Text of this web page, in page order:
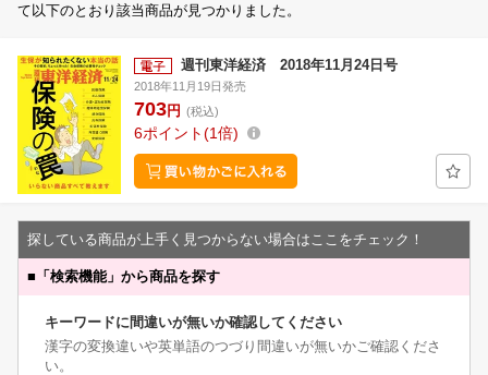
て以下のとおり該当商品が見つかりました。
週刊東洋経済 2018年11月24日号
2018年11月19日発売
703円 (税込)
6ポイント 1倍
探している商品が上手く見つからない場合はここをチェック！
■ 「検索機能」から商品を探す
キーワードに間違いが無いか確認してください
漢字の変換違いや英単語のつづり間違いが無いかご確認くださ
い。